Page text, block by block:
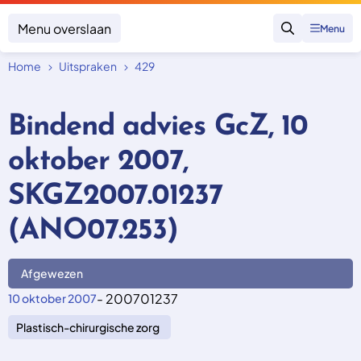
Menu overslaan
Zoeken
Menu
Onderwerpen
Zorgverzekering afsluiten
Vergoeding van zorg
Zorg in het buitenland
Nieuw in Nederland
Geen zorgverzekering
Focus en impact
Uitspraken
Trainingen
Over SKGZ
Nieuws
Vacatures
Home Uitspraken 429
Bindend advies GcZ, 10
oktober 2007,
SKGZ2007.01237
(ANO07.253)
Afgewezen
10 oktober 2007- 200701237
Plastisch-chirurgische zorg